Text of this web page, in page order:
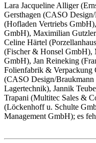
Lara Jacqueline Alliger
Gersthagen (CASO
(Hofladen Vertriebs
GmbH), Maximilian
Celine Härtel
(Fischer & Honsel
GmbH), Jan Reineking
Folienfabrik & Verpackung
(CASO Design/Braukmann
Lagertechnik), Jannik
Trapani (Multitec Sales &
(Löckenhoff u. Schulte
Management GmbH); es